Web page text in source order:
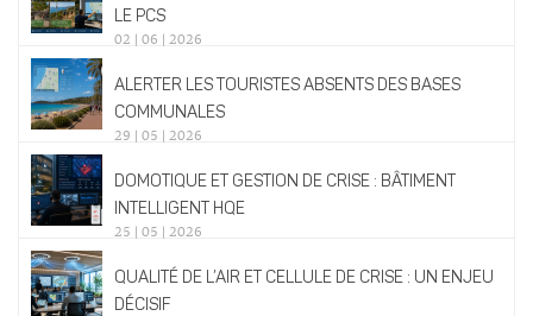
LE PCS
02 | 06 | 2026
ALERTER LES TOURISTES ABSENTS DES BASES
COMMUNALES
29 | 05 | 2026
DOMOTIQUE ET GESTION DE CRISE : BÂTIMENT
INTELLIGENT HQE
25 | 05 | 2026
QUALITÉ DE L’AIR ET CELLULE DE CRISE : UN ENJEU
DÉCISIF